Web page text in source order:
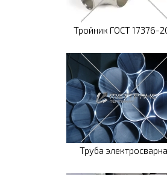
Тройник ГОСТ 17376-
Труба